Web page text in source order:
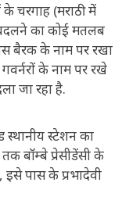
के चरगाह (मराठी में
का कोई मतलब
बैरक के नाम पर रखा
के नाम पर रखे
जा रहा है.
स्थानीय स्टेशन का
बॉम्बे प्रेसीडेंसी के
इसे पास के प्रभादेवी